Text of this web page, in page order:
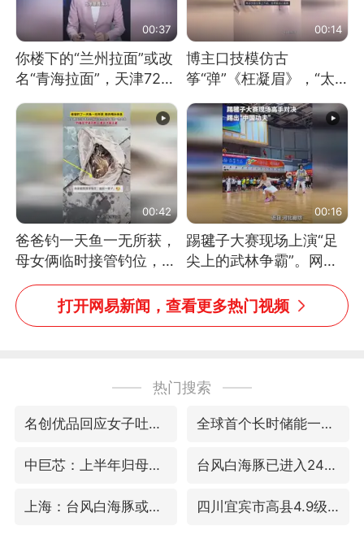
00:37
你楼下的“兰州拉面”或改
名“青海拉面”，天津72家
面馆已集体更换招牌
00:14
博主口技模仿古
筝“弹”《枉凝眉》，“太
像了～你是吃古筝长大的
吗？”“或将成为首位考级
不带古筝的选手。”（来
源：新华每日电讯）
00:42
爸爸钓一天鱼一无所获，
母女俩临时接管钓位，用
玩具鱼竿钓上大鱼
00:16
踢毽子大赛现场上演“足
尖上的武林争霸”。网
友：这哪是踢毽子，分明
是武侠片现场！#睡个好
打开网易新闻，查看更多热门视频
热门搜索
名创优品回应女子吐槽内裤质量差 全球首个长时储能一体化产业园量产
中巨芯：上半年归母净利润1405.77万元 台风白海豚已进入24小时警戒线
上海：台风白海豚或将带来龙卷风 四川宜宾市高县4.9级地震致1人死亡